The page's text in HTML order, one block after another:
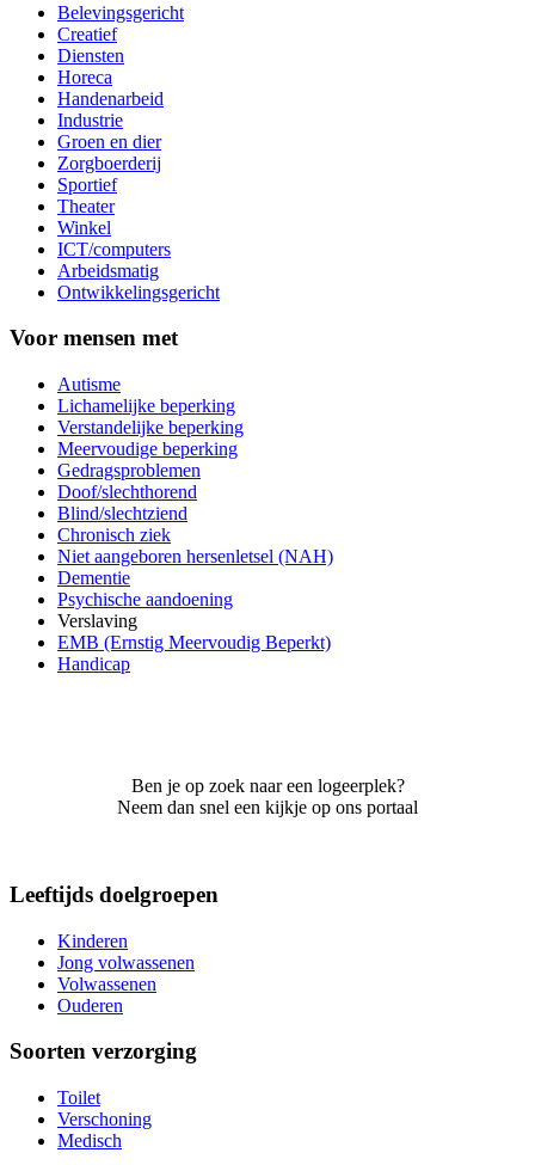
Belevingsgericht
Creatief
Diensten
Horeca
Handenarbeid
Industrie
Groen en dier
Zorgboerderij
Sportief
Theater
Winkel
ICT/computers
Arbeidsmatig
Ontwikkelingsgericht
Voor mensen met
Autisme
Lichamelijke beperking
Verstandelijke beperking
Meervoudige beperking
Gedragsproblemen
Doof/slechthorend
Blind/slechtziend
Chronisch ziek
Niet aangeboren hersenletsel (NAH)
Dementie
Psychische aandoening
Verslaving
EMB (Ernstig Meervoudig Beperkt)
Handicap
Ben je op zoek naar een logeerplek?
Neem dan snel een kijkje op ons portaal
Leeftijds doelgroepen
Kinderen
Jong volwassenen
Volwassenen
Ouderen
Soorten verzorging
Toilet
Verschoning
Medisch